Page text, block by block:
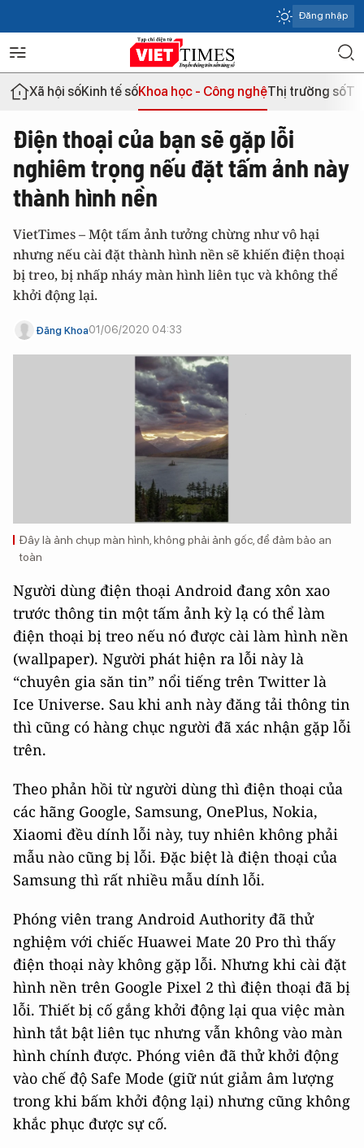
Đăng nhập
Xã hội sốKinh tế sốKhoa học - Công nghệThị trường số
Điện thoại của bạn sẽ gặp lỗi
nghiêm trọng nếu đặt tấm ảnh này
thành hình nền
VietTimes – Một tấm ảnh tưởng chừng như vô hại
nhưng nếu cài đặt thành hình nền sẽ khiến điện thoại
bị treo, bị nhấp nháy màn hình liên tục và không thể
khởi động lại.
Đăng Khoa01/06/2020 04:33
Đây là ảnh chụp màn hình, không phải ảnh gốc, để đảm bảo an
toàn
Người dùng điện thoại Android đang xôn xao
trước thông tin một tấm ảnh kỳ lạ có thể làm
điện thoại bị treo nếu nó được cài làm hình nền
(wallpaper). Người phát hiện ra lỗi này là
“chuyên gia săn tin” nổi tiếng trên Twitter là
Ice Universe. Sau khi anh này đăng tải thông tin
thì cũng có hàng chục người đã xác nhận gặp lỗi
trên.
Theo phản hồi từ người dùng thì điện thoại của
các hãng Google, Samsung, OnePlus, Nokia,
Xiaomi đều dính lỗi này, tuy nhiên không phải
mẫu nào cũng bị lỗi. Đặc biệt là điện thoại của
Samsung thì rất nhiều mẫu dính lỗi.
Phóng viên trang Android Authority đã thử
nghiệm với chiếc Huawei Mate 20 Pro thì thấy
điện thoại này không gặp lỗi. Nhưng khi cài đặt
hình nền trên Google Pixel 2 thì điện thoại đã bị
lỗi. Thiết bị cố gắng khởi động lại qua việc màn
hình tắt bật liên tục nhưng vẫn không vào màn
hình chính được. Phóng viên đã thử khởi động
vào chế độ Safe Mode (giữ nút giảm âm lượng
trong khi bấm khởi động lại) nhưng cũng không
khắc phục được sự cố.